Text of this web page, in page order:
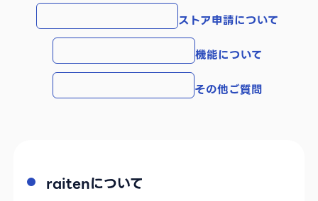
ストア申請について
機能について
その他ご質問
raitenについて